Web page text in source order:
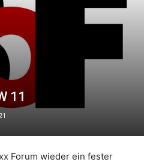
11
Forum wieder ein fester